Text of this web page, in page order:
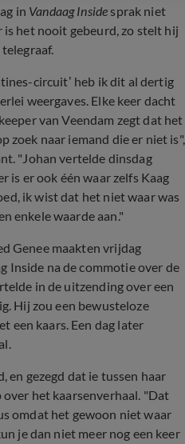
in Vandaag Inside sprak niet
het nooit gebeurd, zo stelt hij
circuit’ heb ik dit al dertig
weergaves. Elke keer dacht
van Veendam zegt dat het
zoek naar iemand die er niet is",
"Johan vertelde dinsdag
is er ook één waar zelfs Kaag
ik wist dat het niet waar was
enkele waarde aan."
Genee maakten vrijdag
Inside na de commotie over de
in de uitzending over een
Hij zou een bewusteloze
een kaars. Een dag later
en gezegd dat ie tussen haar
over het kaarsenverhaal. "Dat
omdat het gewoon niet waar
je dan niet meer nog een keer